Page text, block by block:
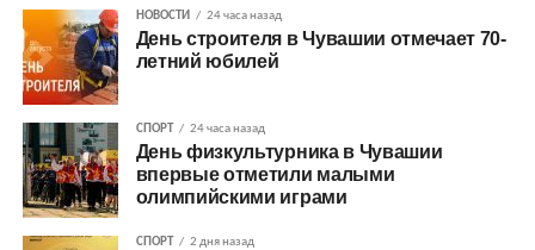
НОВОСТИ 24 часа назад
День строителя в Чувашии отмечает 70-
летний юбилей
СПОРТ 24 часа назад
День физкультурника в Чувашии
впервые отметили малыми
олимпийскими играми
СПОРТ 2 дня назад